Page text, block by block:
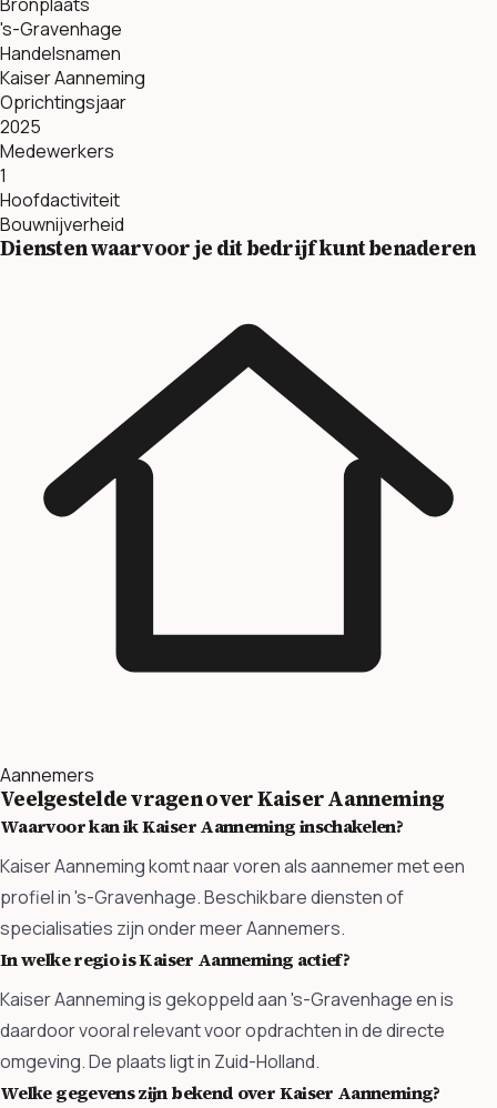
's-Gravenhage
Handelsnamen
Kaiser Aanneming
Oprichtingsjaar
2025
Medewerkers
1
Hoofdactiviteit
Bouwnijverheid
Diensten waarvoor je dit bedrijf kunt benaderen
Aannemers
Veelgestelde vragen over Kaiser Aanneming
Waarvoor kan ik Kaiser Aanneming inschakelen?
Kaiser Aanneming komt naar voren als aannemer met een
profiel in 's-Gravenhage. Beschikbare diensten of
specialisaties zijn onder meer Aannemers.
In welke regio is Kaiser Aanneming actief?
Kaiser Aanneming is gekoppeld aan 's-Gravenhage en is
daardoor vooral relevant voor opdrachten in de directe
omgeving. De plaats ligt in Zuid-Holland.
Welke gegevens zijn bekend over Kaiser Aanneming?